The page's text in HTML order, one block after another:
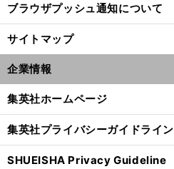
ブラウザプッシュ通知について
サイトマップ
企業情報
集英社ホームページ
集英社プライバシーガイドライン
SHUEISHA Privacy Guideline